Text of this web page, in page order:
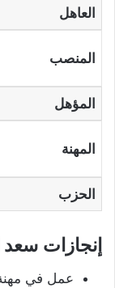
العاهل
المنصب
المؤهل
المهنة
الحزب
إنجازات
عمل في